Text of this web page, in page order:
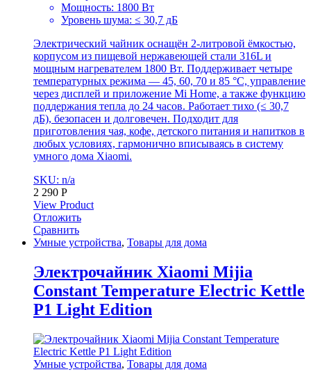
Мощность: 1800 Вт
Уровень шума: ≤ 30,7 дБ
Электрический чайник оснащён 2-литровой ёмкостью,
корпусом из пищевой нержавеющей стали 316L и
мощным нагревателем 1800 Вт. Поддерживает четыре
температурных режима — 45, 60, 70 и 85 °C, управление
через дисплей и приложение Mi Home, а также функцию
поддержания тепла до 24 часов. Работает тихо (≤ 30,7
дБ), безопасен и долговечен. Подходит для
приготовления чая, кофе, детского питания и напитков в
любых условиях, гармонично вписываясь в систему
умного дома Xiaomi.
SKU: n/a
2 290 Р
View Product
Отложить
Сравнить
Умные устройства, Товары для дома
Электрочайник Xiaomi Mijia
Constant Temperature Electric Kettle
P1 Light Edition
Умные устройства, Товары для дома